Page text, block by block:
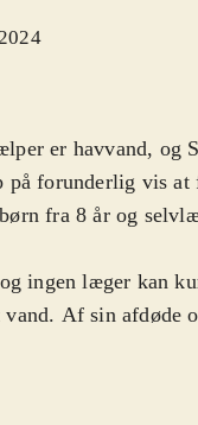
er havvand, og
på forunderlig vis at
fra 8 år og
ingen læger kan
Af sin afdøde
og i vandet oplever